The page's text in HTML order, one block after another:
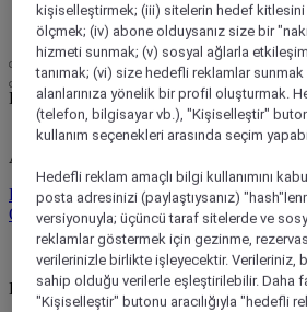
Oturumu kapat
Kendi tarzınızda yaşam
ALL Nereye giderseniz gidin, ne
Program hakkında bilgi edinin
Oturum aç
Rezervasyonlarım
Back to main menu
kişiselleştirmek; (iii) sitelerin hedef kitlesini
ölçmek; (iv) abone olduysanız size bir
hizmeti sunmak; (v) sosyal ağlarla
tanımak; (vi) size hedefli reklamlar sunmak
alanlarınıza yönelik bir profil oluşturmak.
(telefon, bilgisayar vb.), "Kişiselleştir"
kullanım seçenekleri arasında seçim
Hedefli reklam amaçlı bilgi kullanımını
posta adresinizi (paylaştıysanız)
versiyonuyla; üçüncü taraf sitelerde ve
reklamlar göstermek için gezinme,
verilerinizle birlikte işleyecektir. Verileriniz,
sahip olduğu verilerle eşleştirilebilir. Daha
"Kişiselleştir" butonu aracılığıyla "hedefli